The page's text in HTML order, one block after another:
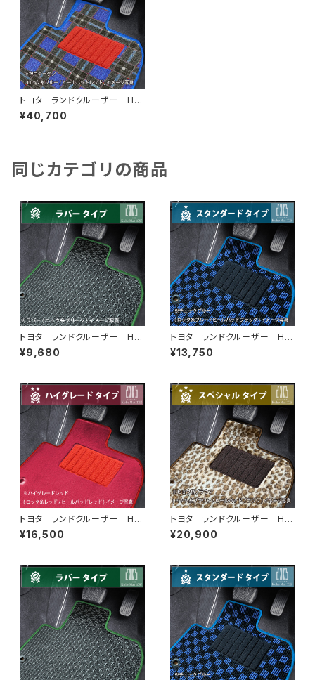
トヨタ ランドクルーザー H2
4/1〜 200系・300系 5人
乗 フロアマット一式 カーマッ
¥40,700
同じカテゴリの商品
トヨタ ランドクルーザー H2
4/1〜 200系・300系 5人
乗 フロアマット一式 カーマッ
¥9,680
トヨタ ランドクルーザー H2
4/1〜 200系・300系 5人
乗 フロアマット一式 カーマッ
¥13,750
トヨタ ランドクルーザー H2
4/1〜 200系・300系 5人
乗 フロアマット一式 カーマッ
¥16,500
トヨタ ランドクルーザー H2
4/1〜 200系・300系 5人
乗 フロアマット一式 カーマッ
¥20,900